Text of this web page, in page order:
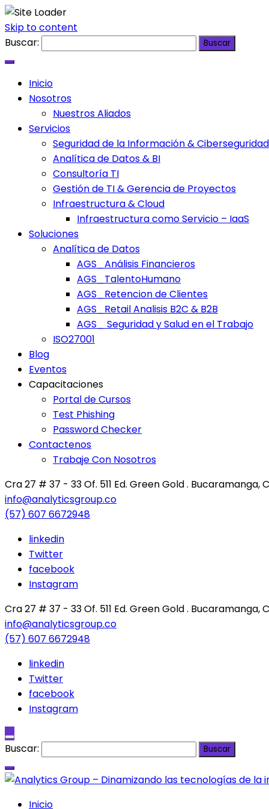
Skip to content
Buscar:
Inicio
Nosotros
Nuestros Aliados
Servicios
Seguridad de la Información & Ciberseguridad
Analítica de Datos & BI
Consultoría TI
Gestión de TI & Gerencia de Proyectos
Infraestructura & Cloud
Infraestructura como Servicio – IaaS
Soluciones
Analítica de Datos
AGS_Análisis Financieros
AGS_TalentoHumano
AGS_Retencion de Clientes
AGS_Retail Analisis B2C & B2B
AGS_ Seguridad y Salud en el Trabajo
ISO27001
Blog
Eventos
Capacitaciones
Portal de Cursos
Test Phishing
Password Checker
Contactenos
Trabaje Con Nosotros
Cra 27 # 37 - 33 Of. 511 Ed. Green Gold . Bucaramanga,
info@analyticsgroup.co
(57) 607 6672948
linkedin
Twitter
facebook
Instagram
Cra 27 # 37 - 33 Of. 511 Ed. Green Gold . Bucaramanga,
info@analyticsgroup.co
(57) 607 6672948
linkedin
Twitter
facebook
Instagram
Buscar:
Inicio